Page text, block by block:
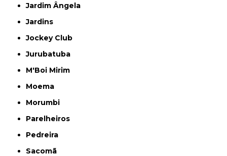
Jardim Ângela
Jardins
Jockey Club
Jurubatuba
M'Boi Mirim
Moema
Morumbi
Parelheiros
Pedreira
Sacomã